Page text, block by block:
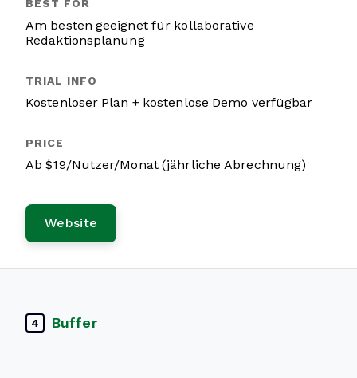
Am besten geeignet für kollaborative
Redaktionsplanung
Kostenloser Plan + kostenlose Demo verfügbar
Ab $19/Nutzer/Monat (jährliche Abrechnung)
Website
4 Buffer